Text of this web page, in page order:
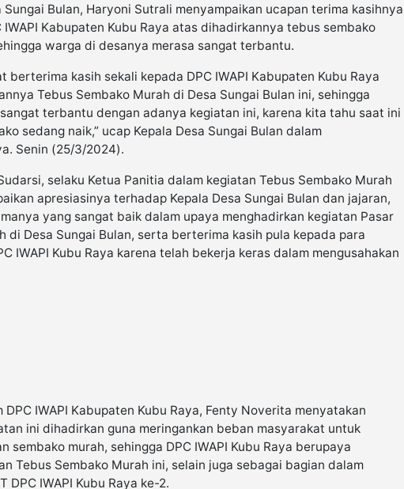
Sungai Bulan, Haryoni Sutrali menyampaikan ucapan terima kasihnya
IWAPI Kabupaten Kubu Raya atas dihadirkannya tebus sembako
warga di desanya merasa sangat terbantu.
berterima kasih sekali kepada DPC IWAPI Kabupaten Kubu Raya
Tebus Sembako Murah di Desa Sungai Bulan ini, sehingga
terbantu dengan adanya kegiatan ini, karena kita tahu saat ini
sedang naik,” ucap Kepala Desa Sungai Bulan dalam
Senin (25/3/2024).
selaku Ketua Panitia dalam kegiatan Tebus Sembako Murah
apresiasinya terhadap Kepala Desa Sungai Bulan dan jajaran,
yang sangat baik dalam upaya menghadirkan kegiatan Pasar
di Desa Sungai Bulan, serta berterima kasih pula kepada para
IWAPI Kubu Raya karena telah bekerja keras dalam mengusahakan
DPC IWAPI Kabupaten Kubu Raya, Fenty Noverita menyatakan
ini dihadirkan guna meringankan beban masyarakat untuk
sembako murah, sehingga DPC IWAPI Kubu Raya berupaya
Tebus Sembako Murah ini, selain juga sebagai bagian dalam
DPC IWAPI Kubu Raya ke-2.